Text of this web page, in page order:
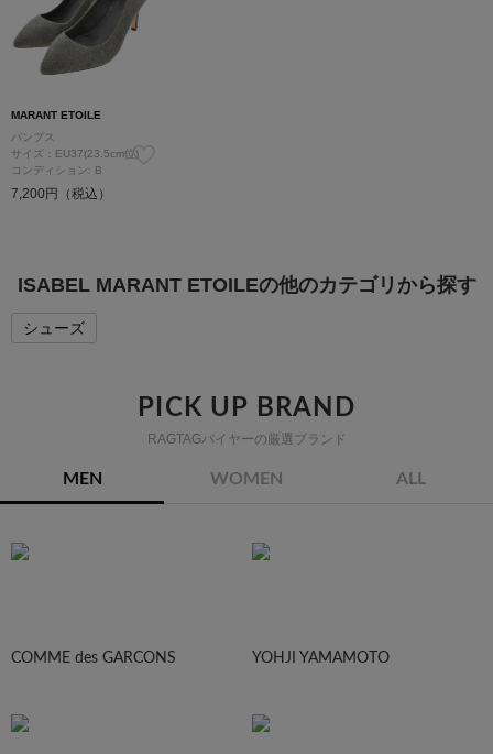
MARANT ETOILE
パンプス
サイズ：EU37(23.5cm位)
コンディション: B
7,200円（税込）
ISABEL MARANT ETOILEの他のカテゴリから探す
シューズ
PICK UP BRAND
RAGTAGバイヤーの厳選ブランド
MEN WOMEN ALL
COMME des GARCONS YOHJI YAMAMOTO